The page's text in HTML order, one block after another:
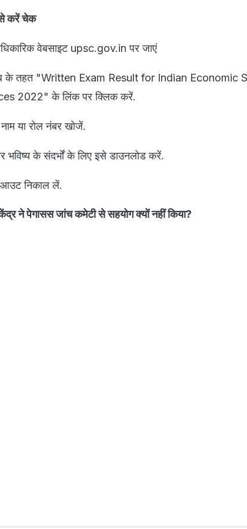
करें चेक
वेबसाइट upsc.gov.in पर जाएं
के तहत "Written Exam Result for Indian Economic
2022" के लिंक पर क्लिक करें.
या रोल नंबर खोजें.
के संदर्भों के लिए इसे डाउनलोड करें.
निकाल लें.
ने पेगासस जांच कमेटी से सहयोग क्यों नहीं किया?